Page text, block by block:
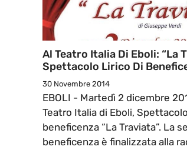
Al Teatro Italia Di Eboli: “La
Spettacolo Lirico Di
30 Novembre 2014
EBOLI - Martedì 2 dicembre
Teatro Italia di Eboli,
beneficenza “La Traviata”. La
beneficenza è finalizzata alla